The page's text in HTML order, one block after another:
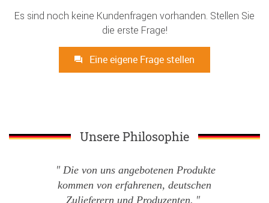
Es sind noch keine Kundenfragen vorhanden. Stellen Sie
die erste Frage!
Eine eigene Frage stellen
Unsere Philosophie
Die von uns angebotenen Produkte
kommen von erfahrenen, deutschen
Zulieferern und Produzenten.